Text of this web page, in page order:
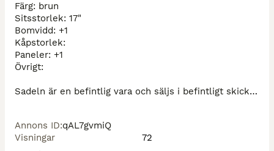
Färg: brun
Sitsstorlek: 17"
Bomvidd: +1
Kåpstorlek:
Paneler: +1
Övrigt:
Sadeln är en befintlig vara och säljs i befintligt skick.
Vi noterar i annonsen om sadeln har mer skador än
normal slitage för sin ålder och sadeln värderas efter
Annons ID:qAL7gvmiQ
Visningar
72